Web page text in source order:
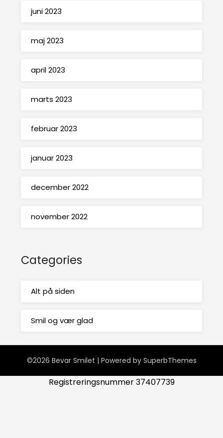
juni 2023
maj 2023
april 2023
marts 2023
februar 2023
januar 2023
december 2022
november 2022
Categories
Alt på siden
Smil og vær glad
©2026 Bevar Smilet | Powered by SuperbThemes
Registreringsnummer 37407739